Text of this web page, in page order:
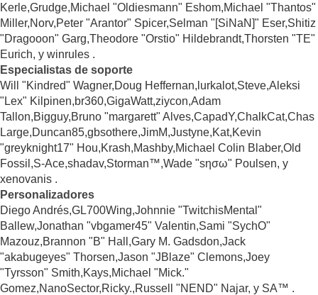
Kerle,Grudge,Michael "Oldiesmann" Eshom,Michael "Thantos"
Miller,Norv,Peter "Arantor" Spicer,Selman "[SiNaN]" Eser,Shitiz
"Dragooon" Garg,Theodore "Orstio" Hildebrandt,Thorsten "TE"
Eurich, y winrules .
Especialistas de soporte
Will "Kindred" Wagner,Doug Heffernan,lurkalot,Steve,Aleksi
"Lex" Kilpinen,br360,GigaWatt,ziycon,Adam
Tallon,Bigguy,Bruno "margarett" Alves,CapadY,ChalkCat,Chas
Large,Duncan85,gbsothere,JimM,Justyne,Kat,Kevin
"greyknight17" Hou,Krash,Mashby,Michael Colin Blaber,Old
Fossil,S-Ace,shadav,Storman™,Wade "sησω" Poulsen, y
xenovanis .
Personalizadores
Diego Andrés,GL700Wing,Johnnie "TwitchisMental"
Ballew,Jonathan "vbgamer45" Valentin,Sami "SychO"
Mazouz,Brannon "B" Hall,Gary M. Gadsdon,Jack
"akabugeyes" Thorsen,Jason "JBlaze" Clemons,Joey
"Tyrsson" Smith,Kays,Michael "Mick."
Gomez,NanoSector,Ricky.,Russell "NEND" Najar, y SA™ .